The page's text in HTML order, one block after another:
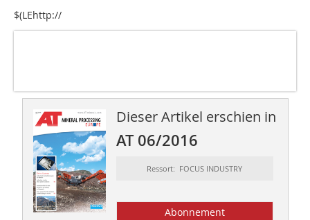
$(LEhttp://
Dieser Artikel erschien in
AT 06/2016
Ressort: FOCUS INDUSTRY
Abonnement